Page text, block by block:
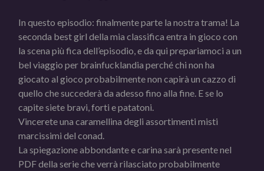
In questo episodio: finalmente parte la nostra trama! La
seconda best girl della mia classifica entra in gioco con
la scena più fica dell’episodio, e da qui prepariamoci a un
bel viaggio per brainfucklandia perché chi non ha
giocato al gioco probabilmente non capirà un cazzo di
quello che succederà da adesso fino alla fine. E se lo
capite siete bravi, forti e patatoni.
Vincerete una caramellina degli assortimenti misti
marcissimi del conad.
La spiegazione abbondante e carina sarà presente nel
PDF della serie che verrà rilasciato probabilmente